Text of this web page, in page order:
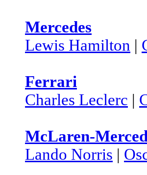
Mercedes
Lewis Hamilton |
Ferrari
Charles Leclerc |
McLaren-
Lando Norris |